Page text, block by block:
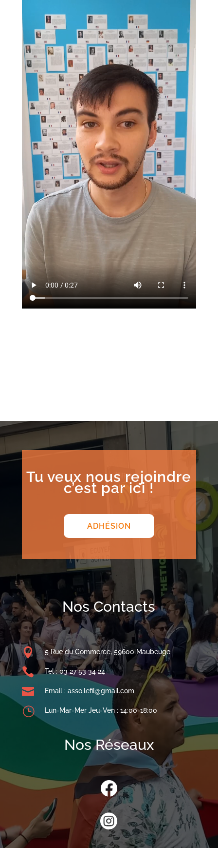
Tu veux nous rejoindre
c’est par ici !
ADHÉSION
Nos Contacts
 5 Rue du Commerce, 59600 Maubeuge
 Tel : 03 27 53 34 24
 Email : asso.lefil@gmail.com
} Lun-Mar-Mer Jeu-Ven : 14:00-18:00
Nos Réseaux

